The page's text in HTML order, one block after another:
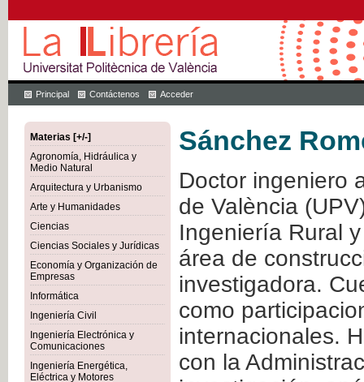
Principal Contáctenos Acceder
Materias [+/-]
Agronomía, Hidráulica y
Medio Natural
Arquitectura y Urbanismo
Arte y Humanidades
Ciencias
Ciencias Sociales y Jurídicas
Economía y Organización de
Empresas
Informática
Ingeniería Civil
Ingeniería Electrónica y
Comunicaciones
Ingeniería Energética,
Eléctrica y Motores
Sánchez
Doctor ingeniero
de València
Ingeniería Rural
área de
investigadora.
como
internacionales.
con la